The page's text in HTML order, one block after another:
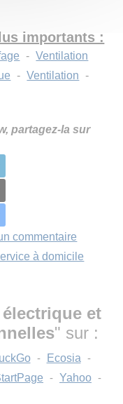
importants :
- Ventilation
- Ventilation -
partagez-la sur
commentaire
à domicile
et
" sur :
- Ecosia -
- Yahoo -